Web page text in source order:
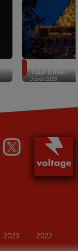
3 août 2026
Tour Eiffel !
2023 2022